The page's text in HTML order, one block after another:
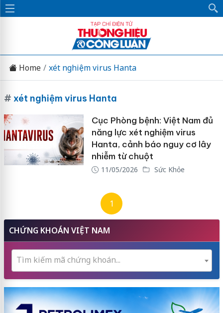
Home xét nghiệm virus Hanta
# xét nghiệm virus Hanta
Cục Phòng bệnh: Việt Nam đủ
năng lực xét nghiệm virus
Hanta, cảnh báo nguy cơ lây
nhiễm từ chuột
11/05/2026 Sức Khỏe
1
CHỨNG KHOÁN VIỆT NAM
Tìm kiếm mã chứng khoán...